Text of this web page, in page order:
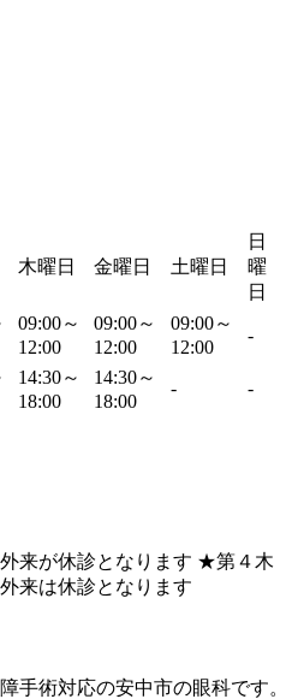
木曜日 金曜日 土曜日
日
曜
日
09:00～
12:00
09:00～
12:00
09:00～
12:00
-
14:30～
18:00
14:30～
18:00
- -
来が休診となります ★第４木
来は休診となります
手術対応の安中市の眼科です。